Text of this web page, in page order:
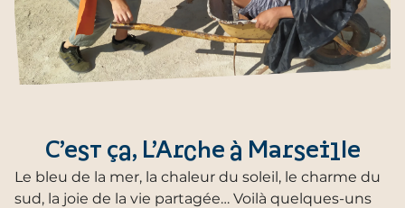
C’est ça, L’Arche à Marseille
Le bleu de la mer, la chaleur du soleil, le charme du
sud, la joie de la vie partagée… Voilà quelques-uns